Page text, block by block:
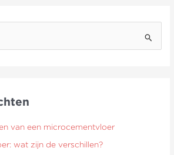
van een microcementvloer
wat zijn de verschillen?